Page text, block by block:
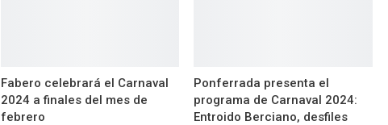
Fabero celebrará el Carnaval
2024 a finales del mes de
febrero
Ponferrada presenta el
programa de Carnaval 2024:
Entroido Berciano, desfiles